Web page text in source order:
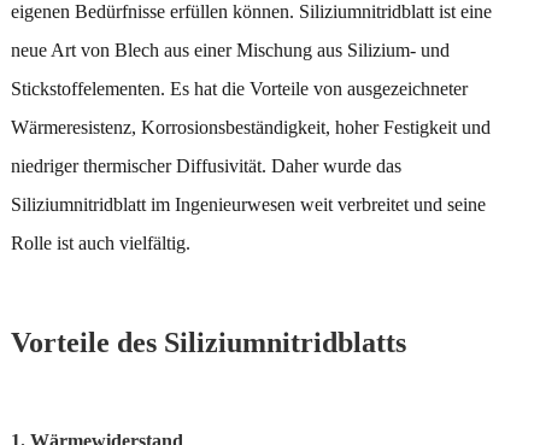
eigenen Bedürfnisse erfüllen können. Siliziumnitridblatt ist eine
neue Art von Blech aus einer Mischung aus Silizium- und
Stickstoffelementen. Es hat die Vorteile von ausgezeichneter
Wärmeresistenz, Korrosionsbeständigkeit, hoher Festigkeit und
niedriger thermischer Diffusivität. Daher wurde das
Siliziumnitridblatt im Ingenieurwesen weit verbreitet und seine
Rolle ist auch vielfältig.
Vorteile des Siliziumnitridblatts
1. Wärmewiderstand